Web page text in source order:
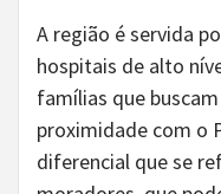
A região é servida
hospitais de alto
famílias que
proximidade com o
diferencial que se